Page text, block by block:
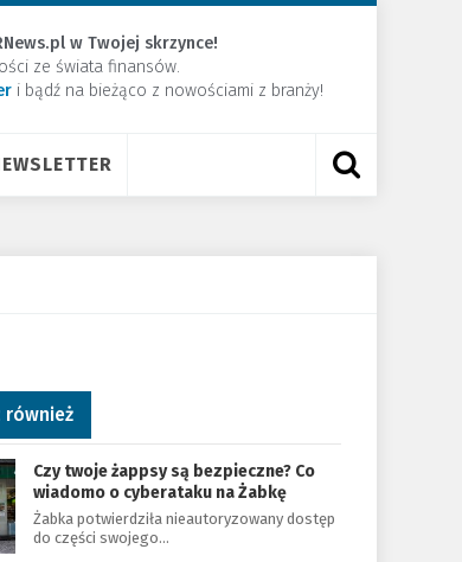
w Twojej skrzynce!
ze świata finansów.
​i bądź na bieżąco z nowościami z branży!
również
Czy twoje żappsy są bezpieczne? Co
wiadomo o cyberataku na Żabkę
Żabka potwierdziła nieautoryzowany dostęp
do części swojego…